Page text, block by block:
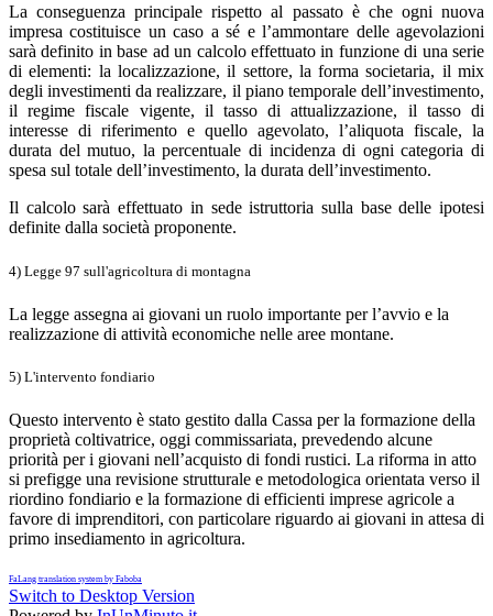
La conseguenza principale rispetto al passato è che ogni nuova
impresa costituisce un caso a sé e l’ammontare delle agevolazioni
sarà definito in base ad un calcolo effettuato in funzione di una serie
di elementi: la localizzazione, il settore, la forma societaria, il mix
degli investimenti da realizzare, il piano temporale dell’investimento,
il regime fiscale vigente, il tasso di attualizzazione, il tasso di
interesse di riferimento e quello agevolato, l’aliquota fiscale, la
durata del mutuo, la percentuale di incidenza di ogni categoria di
spesa sul totale dell’investimento, la durata dell’investimento.
Il calcolo sarà effettuato in sede istruttoria sulla base delle ipotesi
definite dalla società proponente.
4) Legge 97 sull'agricoltura di montagna
La legge assegna ai giovani un ruolo importante per l’avvio e la
realizzazione di attività economiche nelle aree montane.
5) L'intervento fondiario
Questo intervento è stato gestito dalla Cassa per la formazione della
proprietà coltivatrice, oggi commissariata, prevedendo alcune
priorità per i giovani nell’acquisto di fondi rustici. La riforma in atto
si prefigge una revisione strutturale e metodologica orientata verso il
riordino fondiario e la formazione di efficienti imprese agricole a
favore di imprenditori, con particolare riguardo ai giovani in attesa di
primo insediamento in agricoltura.
FaLang translation system by Faboba
Switch to Desktop Version